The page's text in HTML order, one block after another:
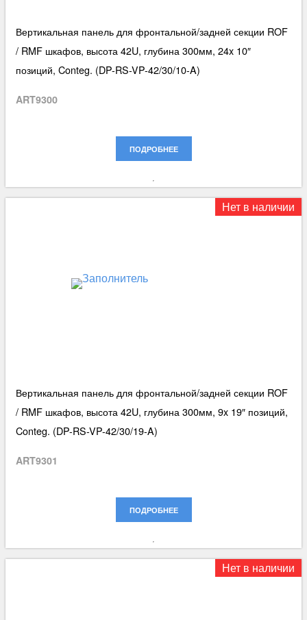
Вертикальная панель для фронтальной/задней секции ROF
/ RMF шкафов, высота 42U, глубина 300мм, 24x 10″
позиций, Conteg. (DP-RS-VP-42/30/10-A)
ART9300
ПОДРОБНЕЕ
Нет в наличии
Вертикальная панель для фронтальной/задней секции ROF
/ RMF шкафов, высота 42U, глубина 300мм, 9x 19″ позиций,
Conteg. (DP-RS-VP-42/30/19-A)
ART9301
ПОДРОБНЕЕ
Нет в наличии